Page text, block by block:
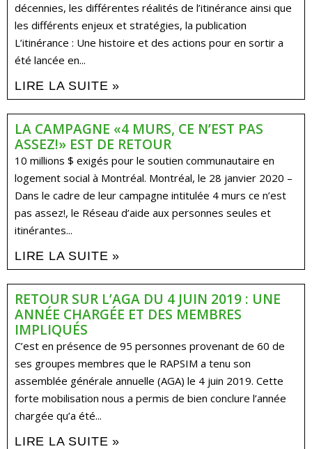
décennies, les différentes réalités de l’itinérance ainsi que
les différents enjeux et stratégies, la publication
L’itinérance : Une histoire et des actions pour en sortir a
été lancée en...
LIRE LA SUITE »
LA CAMPAGNE «4 MURS, CE N’EST PAS
ASSEZ!» EST DE RETOUR
10 millions $ exigés pour le soutien communautaire en
logement social à Montréal. Montréal, le 28 janvier 2020 –
Dans le cadre de leur campagne intitulée 4 murs ce n’est
pas assez!, le Réseau d’aide aux personnes seules et
itinérantes...
LIRE LA SUITE »
RETOUR SUR L’AGA DU 4 JUIN 2019 : UNE
ANNÉE CHARGÉE ET DES MEMBRES
IMPLIQUÉS
C’est en présence de 95 personnes provenant de 60 de
ses groupes membres que le RAPSIM a tenu son
assemblée générale annuelle (AGA) le 4 juin 2019. Cette
forte mobilisation nous a permis de bien conclure l’année
chargée qu’a été...
LIRE LA SUITE »